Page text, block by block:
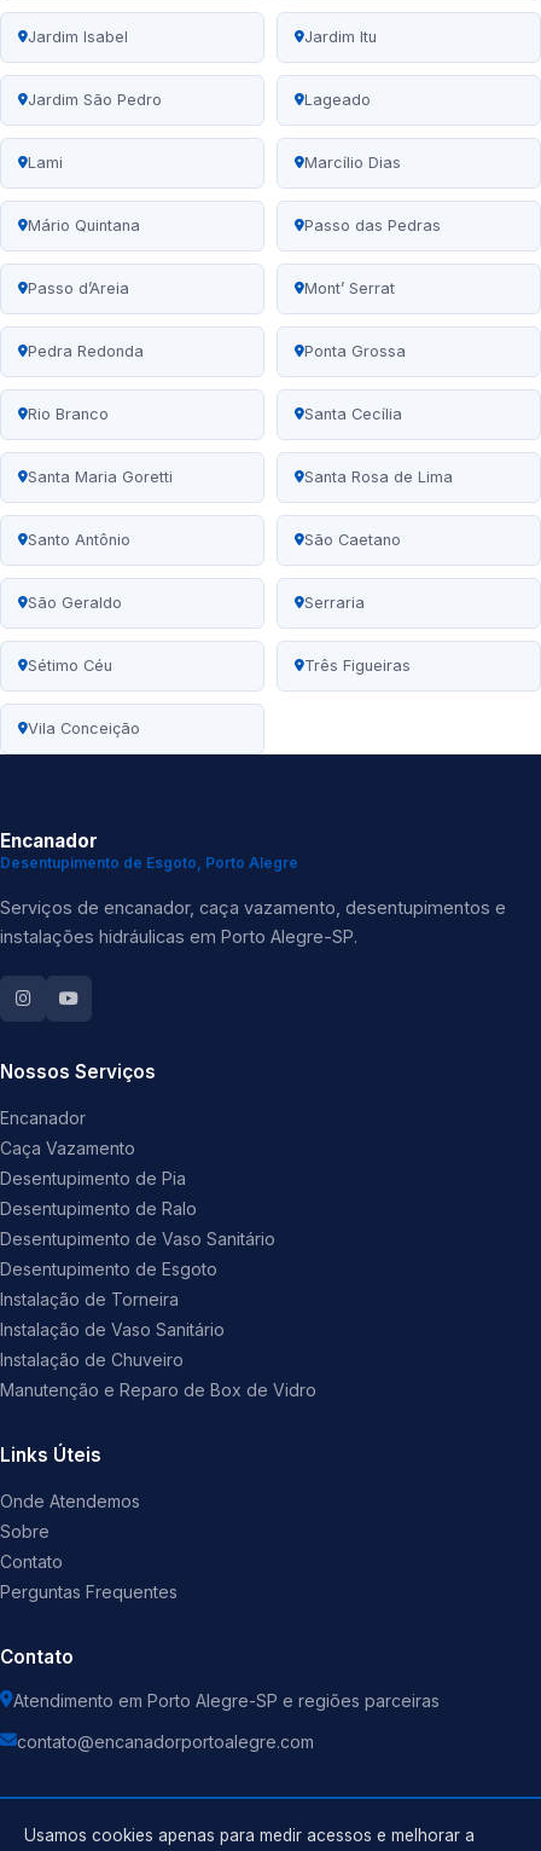
Jardim Isabel Jardim Itu
Jardim São Pedro Lageado
Lami Marcílio Dias
Mário Quintana Passo das Pedras
Passo d’Areia Mont’ Serrat
Pedra Redonda Ponta Grossa
Rio Branco Santa Cecília
Santa Maria Goretti Santa Rosa de Lima
Santo Antônio São Caetano
São Geraldo Serraria
Sétimo Céu Três Figueiras
Vila Conceição
Encanador
Desentupimento de Esgoto, Porto Alegre
Serviços de encanador, caça vazamento, desentupimentos e
instalações hidráulicas em Porto Alegre-SP.
Nossos Serviços
Encanador
Caça Vazamento
Desentupimento de Pia
Desentupimento de Ralo
Desentupimento de Vaso Sanitário
Desentupimento de Esgoto
Instalação de Torneira
Instalação de Vaso Sanitário
Instalação de Chuveiro
Manutenção e Reparo de Box de Vidro
Links Úteis
Onde Atendemos
Sobre
Contato
Perguntas Frequentes
Contato
Atendimento em Porto Alegre-SP e regiões parceiras
contato@encanadorportoalegre.com
Usamos cookies apenas para medir acessos e melhorar a